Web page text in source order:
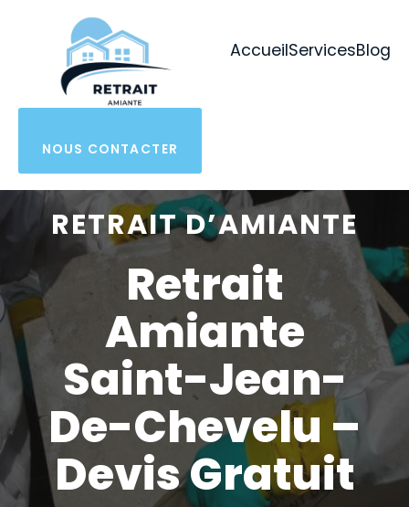
AccueilServicesBlog
NOUS CONTACTER
RETRAIT D’AMIANTE
Retrait
Amiante
Saint-Jean-
De-Chevelu –
Devis Gratuit